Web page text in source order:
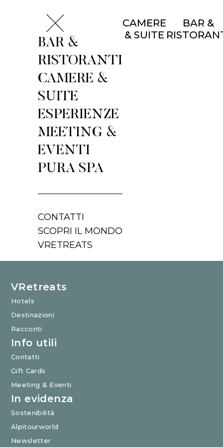
BAR &
RISTORANTI
CAMERE &
SUITE
ESPERIENZE
MEETING &
EVENTI
PURA SPA
CONTATTI
SCOPRI IL MONDO
VRETREATS
CAMERE
& SUITE
BAR &
VRetreats
Hotels
Destinazioni
Racconti
Info utili
Contatti
Gift Cards
Meeting & Eventi
In evidenza
Sostenibilità
Alpitourworld
Newsletter